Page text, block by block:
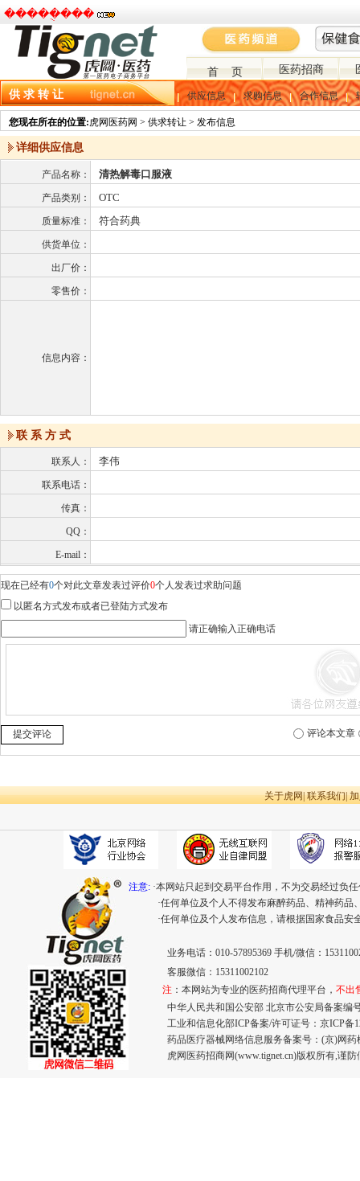
�����ֻ���
首 页 医药招商
供 求 转 让 供应信息 求购信息 合作信息
您现在所在的位置:虎网医药网 > 供求转让 > 发布信息
详细供应信息
产品名称： 清热解毒口服液
产品类别： OTC
质量标准： 符合药典
供货单位：
出厂价：
零售价：
信息内容：
联 系 方 式
联系人： 李伟
联系电话：
传真：
QQ：
E-mail：
现在已经有0个对此文章发表过评价0个人发表过求助问题
以匿名方式发布或者已登陆方式发布
请正确输入正确电话
提交评论 评论本文章
关于虎网|联系我们|
注意: ·本网站只起到交易平台作用，不为交易经过负
·任何单位及个人不得发布麻醉药品、精神药
·任何单位及个人发布信息，请根据国家食品
业务电话：010-57895369 手机/微信：
客服微信：15311002102
注 ：本网站为专业的医药招商代理平台， 不出
中华人民共和国公安部 北京市公安局备案编
工业和信息化部ICP备案/许可证号： 京ICP备
药品医疗器械网络信息服务备案号：(京)网药
虎网医药招商网(www.tignet.cn)版权所有,谨防